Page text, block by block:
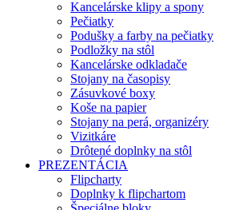
Kancelárske klipy a spony
Pečiatky
Podušky a farby na pečiatky
Podložky na stôl
Kancelárske odkladače
Stojany na časopisy
Zásuvkové boxy
Koše na papier
Stojany na perá, organizéry
Vizitkáre
Drôtené doplnky na stôl
PREZENTÁCIA
Flipcharty
Doplnky k flipchartom